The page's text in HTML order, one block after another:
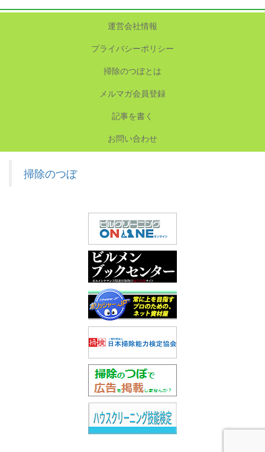
運営会社情報
プライバシーポリシー
掃除のつぼとは
メルマガ会員登録
記事を書く
お問い合わせ
掃除のつぼ